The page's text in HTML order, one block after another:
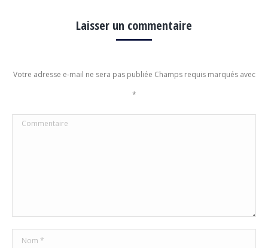
Laisser un commentaire
Votre adresse e-mail ne sera pas publiée Champs requis marqués avec
*
Commentaire
Nom *